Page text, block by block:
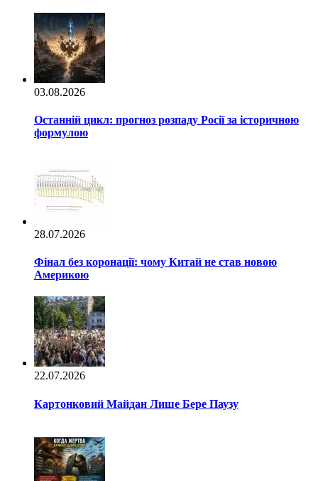
03.08.2026
Останній цикл: прогноз розпаду Росії за історичною
формулою
28.07.2026
Фінал без коронації: чому Китай не став новою
Америкою
22.07.2026
Картонковий Майдан Лише Бере Паузу